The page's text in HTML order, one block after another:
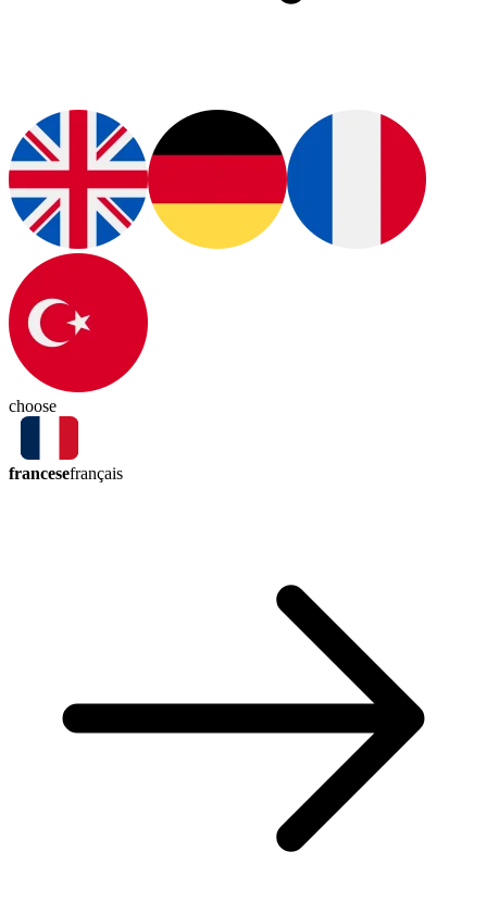
choose
francesefrançais